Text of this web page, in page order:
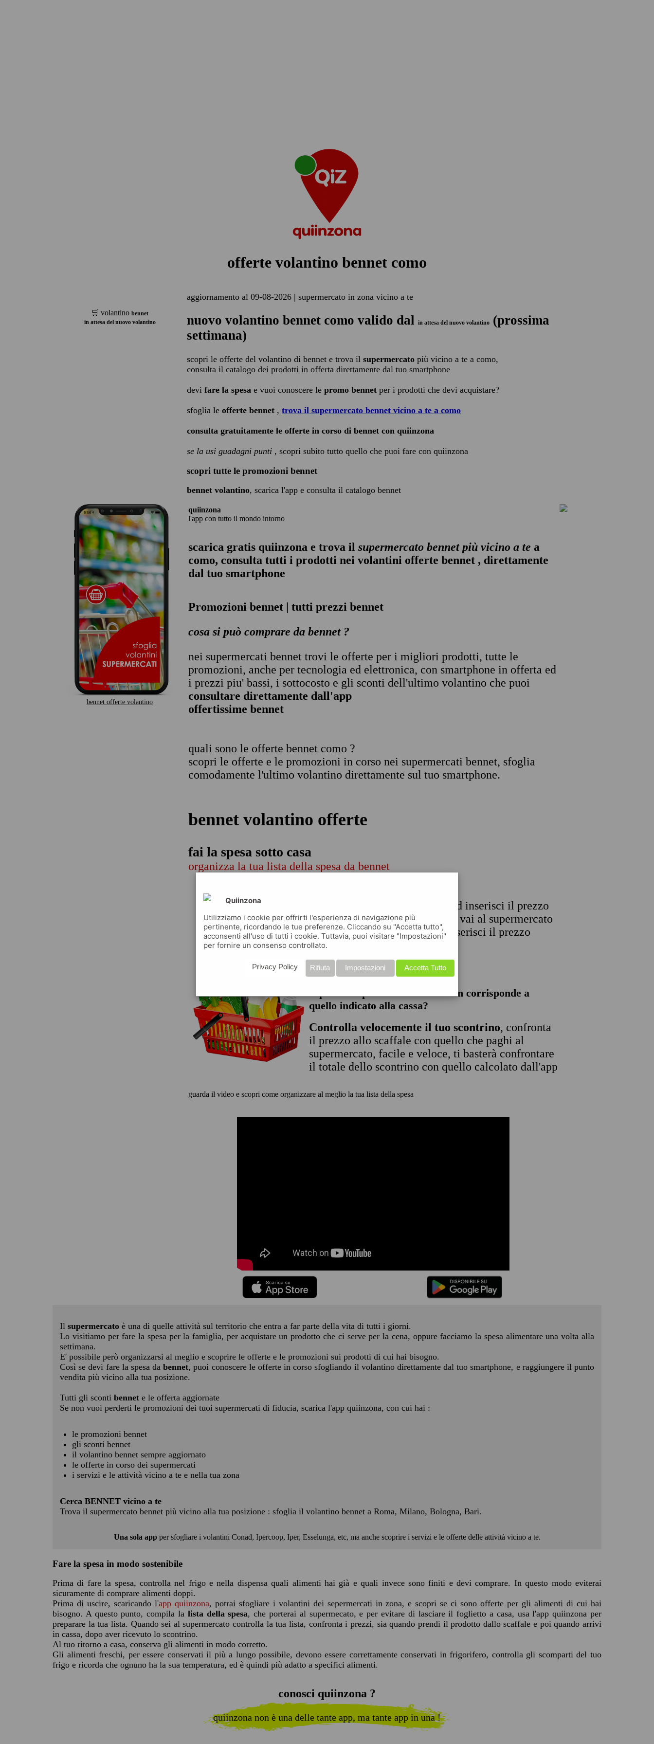
offerte volantino bennet como
🛒 volantino bennet
in attesa del nuovo volantino
aggiornamento al 09-08-2026 | supermercato in zona vicino a te
nuovo volantino bennet como valido dal in attesa del nuovo volantino (prossima
settimana)
scopri le offerte del volantino di bennet e trova il supermercato più vicino a te a como,
consulta il catalogo dei prodotti in offerta direttamente dal tuo smartphone
devi fare la spesa e vuoi conoscere le promo bennet per i prodotti che devi acquistare?
sfoglia le offerte bennet , trova il supermercato bennet vicino a te a como
consulta gratuitamente le offerte in corso di bennet con quiinzona
se la usi guadagni punti , scopri subito tutto quello che puoi fare con quiinzona
scopri tutte le promozioni bennet
bennet volantino, scarica l'app e consulta il catalogo bennet
bennet offerte volantino
quiinzona
l'app con tutto il mondo intorno
scarica gratis quiinzona e trova il supermercato bennetpiù vicino a te a
como, consulta tutti i prodotti nei volantini offerte bennet , direttamente
dal tuo smartphone
Promozioni bennet | tutti prezzi bennet
cosa si può comprare da bennet ?
nei supermercati bennet trovi le offerte per i migliori prodotti, tutte le
promozioni, anche per tecnologia ed elettronica, con smartphone in offerta ed
i prezzi piu' bassi, i sottocosto e gli sconti dell'ultimo volantino che puoi
consultare direttamente dall'app
offertissime bennet
quali sono le offerte bennet como ?
scopri le offerte e le promozioni in corso nei supermercati bennet, sfoglia
comodamente l'ultimo volantino direttamente sul tuo smartphone.
bennet volantino offerte
fai la spesa sotto casa
organizza la tua lista della spesa da bennet
scegli i prodotti da comprare, ed inserisci il prezzo
che leggi sul volantino, quando vai al supermercato
bennet, spunta il prodotto ed inserisci il prezzo
d'acquisto
Il prezzo esposto allo scaffale non corrisponde a
quello indicato alla cassa?
Controlla velocemente il tuo scontrino, confronta
il prezzo allo scaffale con quello che paghi al
supermercato, facile e veloce, ti basterà confrontare
il totale dello scontrino con quello calcolato dall'app
guarda il video e scopri come organizzare al meglio la tua lista della spesa
Il supermercato è una di quelle attività sul territorio che entra a far parte della vita di tutti i giorni.
Lo visitiamo per fare la spesa per la famiglia, per acquistare un prodotto che ci serve per la cena, oppure facciamo la spesa alimentare una volta alla
settimana.
E' possibile però organizzarsi al meglio e scoprire le offerte e le promozioni sui prodotti di cui hai bisogno.
Così se devi fare la spesa dabennet, puoi conoscere le offerte in corso sfogliando il volantino direttamente dal tuo smartphone, e raggiungere il punto
vendita più vicino alla tua posizione.
Tutti gli sconti bennet e le offerta aggiornate
Se non vuoi perderti le promozioni dei tuoi supermercati di fiducia, scarica l'app quiinzona, con cui hai :
le promozioni bennet
gli sconti bennet
il volantino bennet sempre aggiornato
le offerte in corso dei supermercati
i servizi e le attività vicino a te e nella tua zona
Cerca BENNET vicino a te
Trova il supermercato bennet più vicino alla tua posizione : sfoglia il volantino bennet a Roma, Milano, Bologna, Bari.
Una sola appper sfogliare i volantini Conad, Ipercoop, Iper, Esselunga, etc, ma anche scoprire i servizi e le offerte delle attività vicino a te.
Fare la spesa in modo sostenibile
Prima di fare la spesa, controlla nel frigo e nella dispensa quali alimenti hai già e quali invece sono finiti e devi comprare. In questo modo eviterai
sicuramente di comprare alimenti doppi.
Prima di uscire, scaricando l'app quiinzona, potrai sfogliare i volantini dei sepermercati in zona, e scopri se ci sono offerte per gli alimenti di cui hai
bisogno. A questo punto, compila la lista della spesa, che porterai al supermecato, e per evitare di lasciare il foglietto a casa, usa l'app quiinzona per
preparare la tua lista. Quando sei al supermercato controlla la tua lista, confronta i prezzi, sia quando prendi il prodotto dallo scaffale e poi quando arrivi
in cassa, dopo aver ricevuto lo scontrino.
Al tuo ritorno a casa, conserva gli alimenti in modo corretto.
Gli alimenti freschi, per essere conservati il più a lungo possibile, devono essere correttamente conservati in frigorifero, controlla gli scomparti del tuo
frigo e ricorda che ognuno ha la sua temperatura, ed è quindi più adatto a specifici alimenti.
conosci quiinzona ?
quiinzona non è una delle tante app, ma tante app in una !
Quiinzona
Utilizziamo i cookie per offrirti l'esperienza di navigazione più
pertinente, ricordando le tue preferenze. Cliccando su "Accetta tutto",
acconsenti all'uso di tutti i cookie. Tuttavia, puoi visitare "Impostazioni"
per fornire un consenso controllato.
Accetta Tutto
Impostazioni
Rifiuta
Privacy Policy